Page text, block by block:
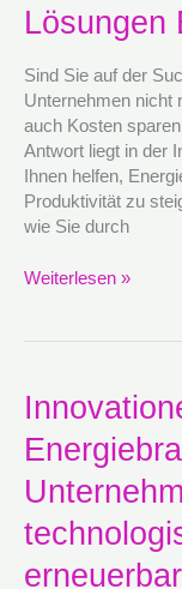
Lösungen
Sind Sie auf der
Unternehmen nicht
auch Kosten
Antwort liegt in der
Ihnen helfen,
Produktivität zu
wie Sie durch
Unternehmen
durch
Lösungen
Energie
sparen
kann
Weiterlesen »
Innovationen
in
der
Energiebranche:
Wie
Ihr
Unternehmen
von